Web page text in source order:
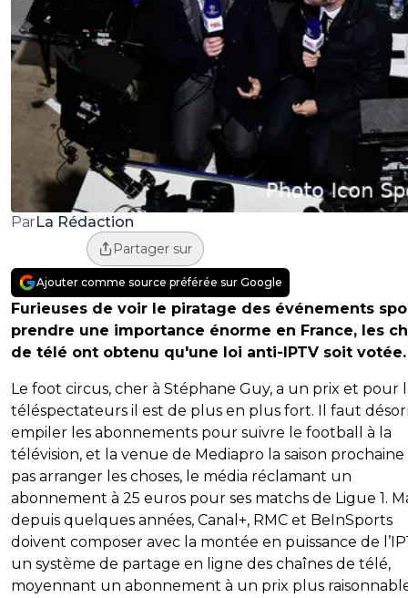
ParLa Rédaction
Partager sur
Ajouter comme source préférée sur Google
Furieuses de voir le piratage des événements
prendre une importance énorme en France, les
de télé ont obtenu qu'une loi anti-IPTV soit votée.
Le foot circus, cher à Stéphane Guy, a un prix et pour
téléspectateurs il est de plus en plus fort. Il faut
empiler les abonnements pour suivre le football à la
télévision, et la venue de Mediapro la saison prochaine
pas arranger les choses, le média réclamant un
abonnement à 25 euros pour ses matchs de Ligue 1.
depuis quelques années, Canal+, RMC et BeInSports
doivent composer avec la montée en puissance de
un système de partage en ligne des chaînes de télé,
moyennant un abonnement à un prix plus